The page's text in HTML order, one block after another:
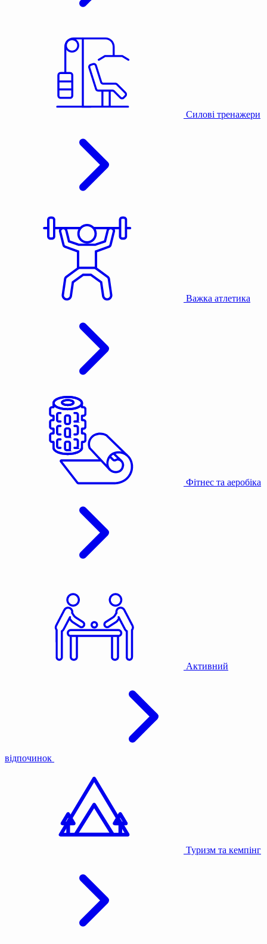
Силові тренажери
Важка атлетика
Фітнес та аеробіка
Активний
відпочинок
Туризм та кемпінг